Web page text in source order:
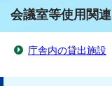
会議室等使用関連
庁舎内の貸出施設